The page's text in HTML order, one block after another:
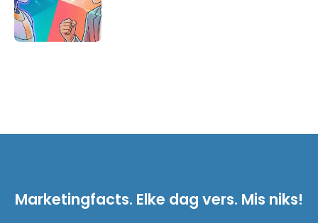
Marketingfacts. Elke dag vers. Mis niks!